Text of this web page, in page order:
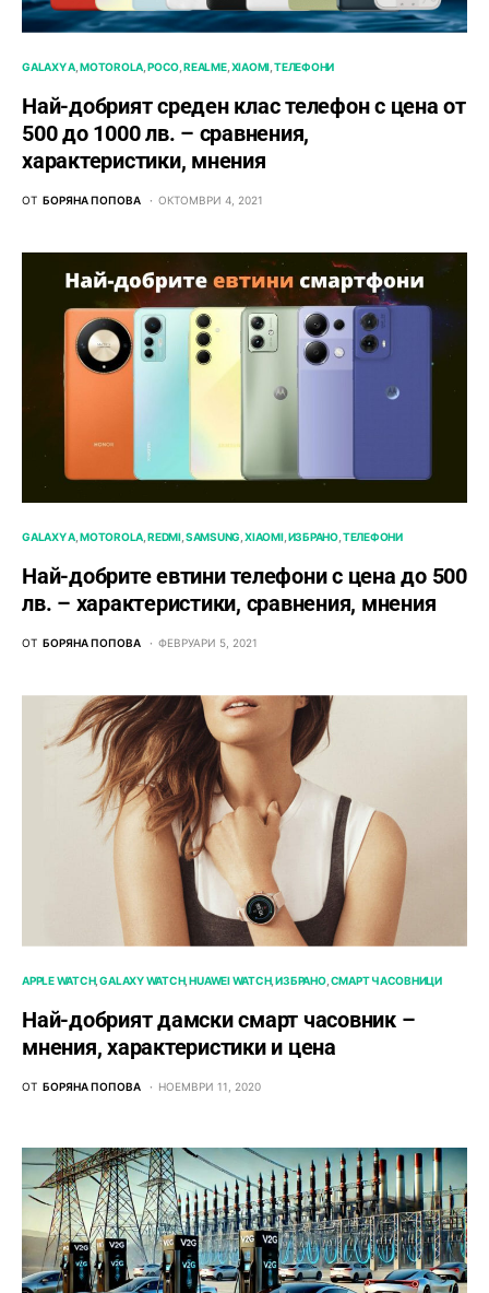
GALAXY A MOTOROLA POCO REALME XIAOMI ТЕЛЕФОНИ
Най-добрият среден клас телефон с цена от
500 до 1000 лв. – сравнения,
характеристики, мнения
ОТ БОРЯНА ПОПОВА ОКТОМВРИ 4, 2021
GALAXY A MOTOROLA REDMI SAMSUNG XIAOMI ИЗБРАНО ТЕЛЕФОНИ
Най-добрите евтини телефони с ценa до 500
лв. – характeристики, сравнения, мнения
ОТ БОРЯНА ПОПОВА ФЕВРУАРИ 5, 2021
APPLE WATCH GALAXY WATCH HUAWEI WATCH ИЗБРАНО СМАРТ ЧАСОВНИЦИ
Най-добрият дамски смарт часовник –
мнения, характеристики и цена
ОТ БОРЯНА ПОПОВА НОЕМВРИ 11, 2020